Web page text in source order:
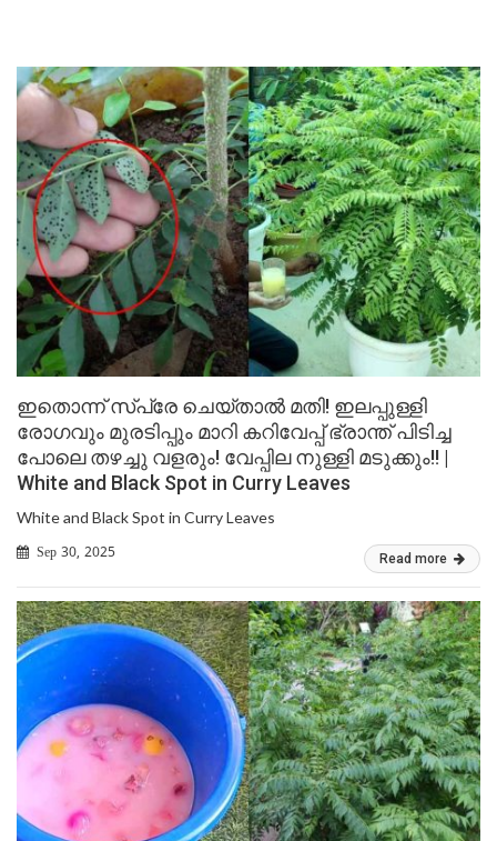
ഇതൊന്ന് സ്പ്രേ ചെയ്താൽ മതി! ഇലപ്പുള്ളി
രോഗവും മുരടിപ്പും മാറി കറിവേപ്പ് ഭ്രാന്ത് പിടിച്ച
പോലെ തഴച്ചു വളരും! വേപ്പില നുള്ളി മടുക്കും!! |
White and Black Spot in Curry Leaves
White and Black Spot in Curry Leaves
Sep 30, 2025 Read more